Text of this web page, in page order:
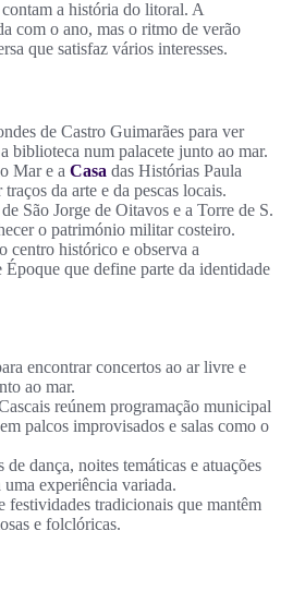
a história do litoral. A
com o ano, mas o ritmo de verão
que satisfaz vários interesses.
de Castro Guimarães para ver
biblioteca num palacete junto ao mar.
Mar e a Casa das Histórias Paula
da arte e da pescas locais.
São Jorge de Oitavos e a Torre de S.
o património militar costeiro.
centro histórico e observa a
que define parte da identidade
encontrar concertos ao ar livre e
ao mar.
reúnem programação municipal
palcos improvisados e salas como o
de dança, noites temáticas e atuações
uma experiência variada.
festividades tradicionais que mantêm
e folclóricas.